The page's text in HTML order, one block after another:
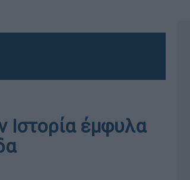
Ιστορία έμφυλα